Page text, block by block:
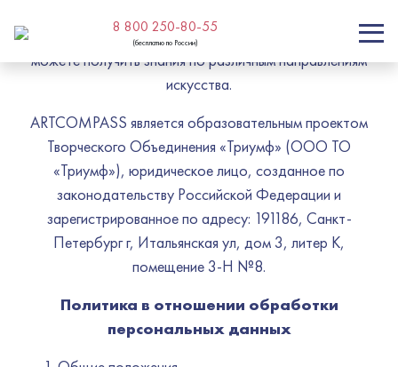
8 800 250-80-55
(бесплатно по России)
Российская образовательная платформа, где вы
можете получить знания по различным направлениям
искусства.
ARTCOMPASS является образовательным проектом
Творческого Объединения «Триумф» (ООО ТО
«Триумф»), юридическое лицо, созданное по
законодательству Российской Федерации и
зарегистрированное по адресу: 191186, Санкт-
Петербург г, Итальянская ул, дом 3, литер К,
помещение 3-Н №8.
Политика в отношении обработки
персональных данных